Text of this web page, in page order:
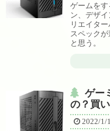
ゲームを
ン、デザ
リエイタ
スペック
と思う。
ゲー
の？買
2022/1/